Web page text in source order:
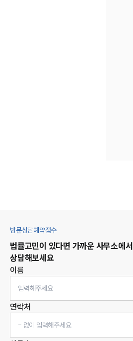
방문상담예약접수
법률고민이 있다면 가까운 사무소에서
상담해보세요
이름
연락처